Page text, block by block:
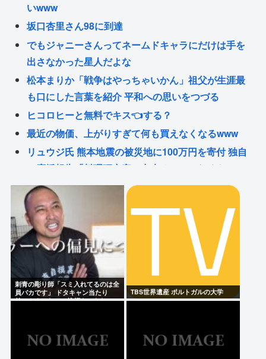
いwww
坂口杏里さん98に到達
でもジャニーさんってネームドキャラにだけは手を
出さなかった星人だよな
松本まりか「戦争はやっちゃいかん」祖父が生涯最
も口にした言葉を紹介 平和への思いをつづる
ヒコロヒーと無料でキス👈する？
最近の物価、上がりすぎて何も買えなくなるwww
リュウジ氏 熊本地震の被災地に100万円を寄付 独自
の応援報告「料理研究家に出来るのはこれくらい」
高市早苗のニュース記事、コメント欄閉鎖…
EXIT兼近（35）「トー横キッズは悪くない。彼女ら
を利用し搾取しようとする悪い大人たちが問題」
Powered by livedoor 相互RSS
刺青の彫り師「スミ入れてるのは全
員バカです」 ドタキャン当たり
前、カネはない、挨拶もできない
TBS世界遺産 ポルトガルの大学